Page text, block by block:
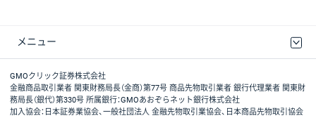
メニュー
取引規程・約款
最良執行方針
ディスクレイマー
リスク説明
GMOクリック証券ホームページ
GMOクリック証券株式会社
金融商品取引業者 関東財務局長（金商）第77号 商品先物取引業者 銀行代理業者 関東財
務局長（銀代）第330号 所属銀行：GMOあおぞらネット銀行株式会社
加入協会：日本証券業協会、一般社団法人 金融先物取引業協会、日本商品先物取引協会